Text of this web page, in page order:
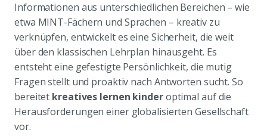
Informationen aus unterschiedlichen Bereichen – wie
etwa MINT-Fächern und Sprachen – kreativ zu
verknüpfen, entwickelt es eine Sicherheit, die weit
über den klassischen Lehrplan hinausgeht. Es
entsteht eine gefestigte Persönlichkeit, die mutig
Fragen stellt und proaktiv nach Antworten sucht. So
bereitet kreatives lernen kinderoptimal auf die
Herausforderungen einer globalisierten Gesellschaft
vor.